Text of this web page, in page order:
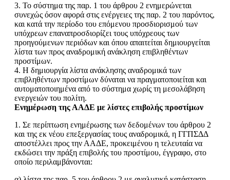
3. Το σύστημα της παρ. 1 του άρθρου 2 ενημερώνεται
συνεχώς όσον αφορά στις ενέργειες της παρ. 2 του παρόντος,
και κατά την περίοδο του επόμενου προσδιορισμού των
υπόχρεων επαναπροσδιορίζει τους υπόχρεους των
προηγούμενων περιόδων και όπου απαιτείται δημιουργείται
λίστα των προς αναδρομική ανάκληση επιβληθέντων
προστίμων.
4. Η δημιουργία λίστα ανάκλησης αναδρομικά των
επιβληθέντων προστίμων δύναται να πραγματοποιείται και
αυτοματοποιημένα από το σύστημα χωρίς τη μεσολάβηση
ενεργειών του πολίτη.
Ενημέρωση της ΑΑΔΕ με λίστες επιβολής προστίμων
1. Σε περίπτωση ενημέρωσης των δεδομένων του άρθρου 2
και της εκ νέου επεξεργασίας τους αναδρομικά, η ΓΓΠΣΔΔ
αποστέλλει προς την ΑΑΔΕ, προκειμένου η τελευταία να
εκδώσει την πράξη επιβολής του προστίμου, έγγραφο, στο
οποίο περιλαμβάνονται: